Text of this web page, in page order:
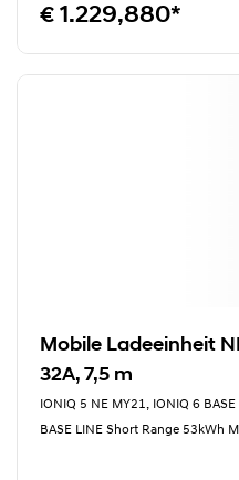
€ 1.229,880*
Mobile Ladeeinheit
32A, 7,5 m
IONIQ 5 NE MY21, IONIQ 6
BASE LINE Short Range 53kWh